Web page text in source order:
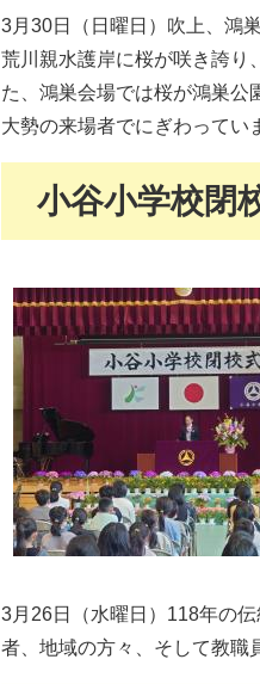
3月30日（日曜日）吹上、鴻
荒川親水護岸に桜が咲き誇り
た、鴻巣会場では桜が鴻巣公
大勢の来場者でにぎわってい
小谷小学校閉
3月26日（水曜日）118年の
者、地域の方々、そして教職